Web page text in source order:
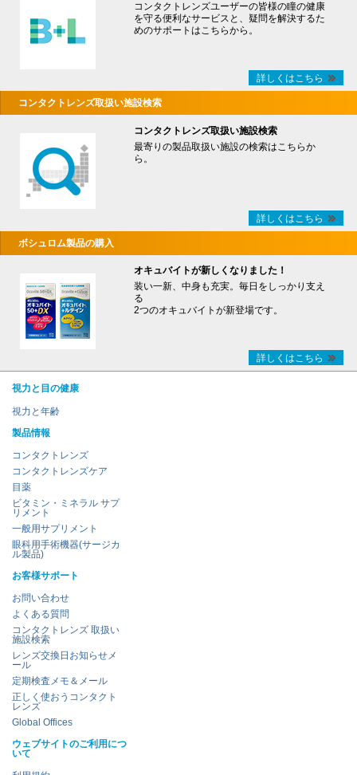
コンタクトレンズユーザーの皆様の瞳の健康
を守る便利なサービスと、疑問を解決するた
めのサポートはこちらから。
詳しくはこちら
コンタクトレンズ取扱い施設検索
コンタクトレンズ取扱い施設検索
最寄りの製品取扱い施設の検索はこちらか
ら。
詳しくはこちら
ボシュロム製品の購入
オキュバイトが新しくなりました！
装い一新、中身も充実。毎日をしっかり支え
る
2つのオキュバイトが新登場です。
詳しくはこちら
視力と目の健康
視力と年齢
製品情報
コンタクトレンズ
コンタクトレンズケア
目薬
ビタミン・ミネラル サプ
リメント
一般用サプリメント
眼科用手術機器(サージカ
ル製品)
お客様サポート
お問い合わせ
よくある質問
コンタクトレンズ 取扱い
施設検索
レンズ交換日お知らせメ
ール
定期検査メモ＆メール
正しく使おうコンタクト
レンズ
Global Offices
ウェブサイトのご利用につ
いて